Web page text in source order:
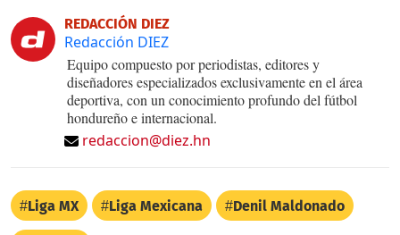
REDACCIÓN DIEZ
Redacción DIEZ
Equipo compuesto por periodistas, editores y
diseñadores especializados exclusivamente en el área
deportiva, con un conocimiento profundo del fútbol
hondureño e internacional.
redaccion@diez.hn
Liga MX Liga Mexicana Denil Maldonado